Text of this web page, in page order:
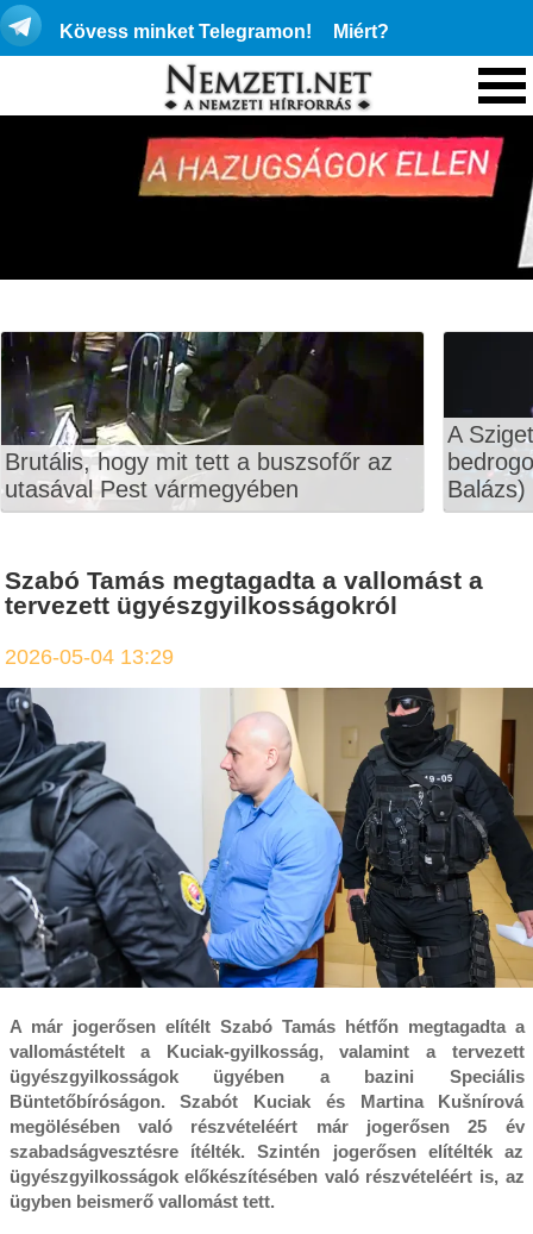
Kövess minket Telegramon! Miért?
Brutális, hogy mit tett a buszsofőr az
utasával Pest vármegyében
A
Szabó Tamás megtagadta a vallomást a
tervezett ügyészgyilkosságokról
2026-05-04 13:29
A már jogerősen elítélt Szabó Tamás hétfőn megtagadta a
vallomástételt a Kuciak-gyilkosság, valamint a tervezett
ügyészgyilkosságok ügyében a bazini Speciális
Büntetőbíróságon. Szabót Kuciak és Martina Kušnírová
megölésében való részvételéért már jogerősen 25 év
szabadságvesztésre ítélték. Szintén jogerősen elítélték az
ügyészgyilkosságok előkészítésében való részvételéért is, az
ügyben beismerő vallomást tett.